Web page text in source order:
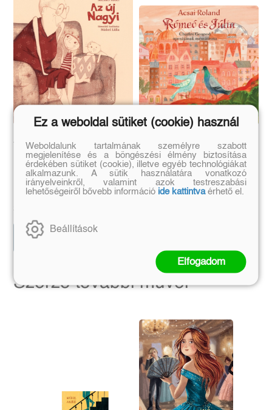
Az új nagyi
Elisabeth Steinkellner
Előrendelem
Rómeó és Júlia
Acsai Roland
Szerző további művei
Ez a weboldal sütiket (cookie) használ
Weboldalunk tartalmának személyre szabott
megjelenítése és a böngészési élmény biztosítása
érdekében sütiket (cookie), illetve egyéb technológiákat
alkalmazunk. A sütik használatára vonatkozó
irányelveinkről, valamint azok testreszabási
lehetőségeiről bővebb információ ide kattintvaérhető el.
Beállítások
Elfogadom